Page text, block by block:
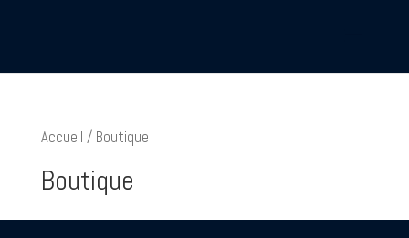
Accueil / Boutique
Boutique